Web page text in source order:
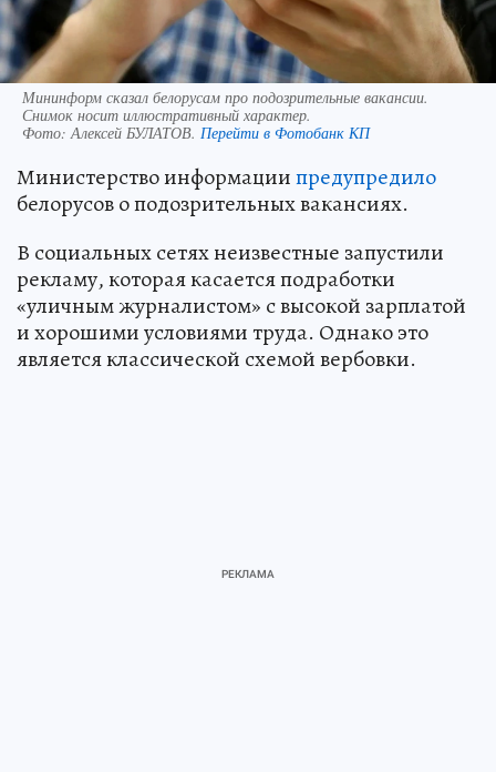
Мининформ сказал белорусам про подозрительные вакансии.
Снимок носит иллюстративный характер.
Фото:Алексей БУЛАТОВ. Перейти в Фотобанк КП
Министерство информациипредупредило
белорусов о подозрительных вакансиях.
В социальных сетях неизвестные запустили
рекламу, которая касается подработки
«уличным журналистом» с высокой зарплатой
и хорошими условиями труда. Однако это
является классической схемой вербовки.